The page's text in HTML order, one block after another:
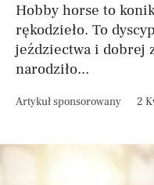
Hobby horse to
rękodzieło. To
jeździectwa i dobrej
narodziło...
Artykuł sponsorowany 2